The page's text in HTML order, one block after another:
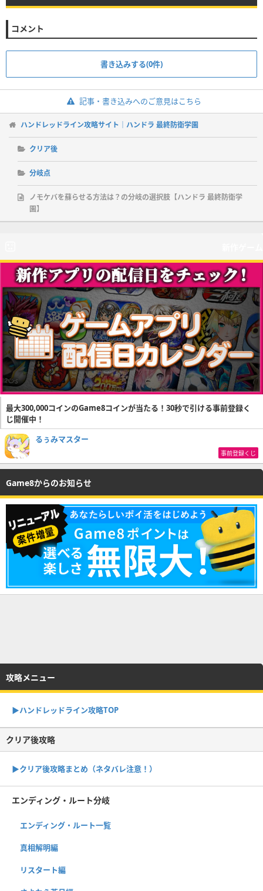
コメント
書き込みする(0件)
記事・書き込みへのご意見はこちら
ハンドレッドライン攻略サイト｜ハンドラ 最終防衛学園
クリア後
分岐点
ノモケバを蘇らせる方法は？の分岐の選択肢【ハンドラ 最終防衛学
園】
最大300,000コインのGame8コインが当たる！30秒で引ける事前登録く
じ開催中！
るぅみマスター
事前登録くじ
Game8からのお知らせ
攻略メニュー
▶︎ハンドレッドライン攻略TOP
クリア後攻略
▶︎クリア後攻略まとめ（ネタバレ注意！）
エンディング・ルート分岐
エンディング・ルート一覧
真相解明編
リスタート編